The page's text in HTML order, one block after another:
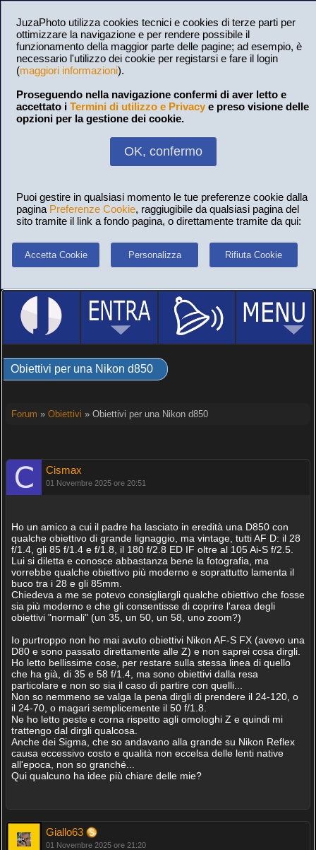
JuzaPhoto utilizza cookies tecnici e cookies di terze parti per
ottimizzare la navigazione e per rendere possibile il
funzionamento della maggior parte delle pagine; ad esempio, è
necessario l'utilizzo dei cookie per registarsi e fare il login
(maggiori informazioni).
Proseguendo nella navigazione confermi di aver letto e
accettato i Termini di utilizzo e Privacy e preso visione delle
opzioni per la gestione dei cookie.
OK, confermo
Puoi gestire in qualsiasi momento le tue preferenze cookie dalla
pagina Preferenze Cookie, raggiugibile da qualsiasi pagina del
sito tramite il link a fondo pagina, o direttamente tramite da qui:
Accetta Cookie Personalizza Rifiuta Cookie
Obiettivi per una Nikon d850
Forum » Obiettivi » Obiettivi per una Nikon d850
Cismax
01 Novembre 2025 ore 20:51
Ho un amico a cui il padre ha lasciato in eredità una D850 con
qualche obiettivo di grande lignaggio, ma vintage, tutti AF D: il 28
f/1.4, gli 85 f/1.4 e f/1.8, il 180 f/2.8 ED IF oltre al 105 Ai-S f/2.5.
Lui si diletta e conosce abbastanza bene la fotografia, ma
vorrebbe qualche obiettivo più moderno e soprattutto lamenta il
buco tra i 28 e gli 85mm.
Chiedeva a me se potevo consigliargli qualche obiettivo che fosse
sia più moderno e che gli consentisse di coprire l'area degli
obiettivi "normali" (un 35, un 50, un 58, uno zoom?)
Io purtroppo non ho mai avuto obiettivi Nikon AF-S FX (avevo una
D80 e sono passato direttamente alle Z) e non saprei cosa dirgli.
Ho letto bellissime cose, per restare sulla stessa linea di quello
che ha già, di 35 e 58 f/1.4, ma sono obiettivi dalla resa
particolare e non so sia il caso di partire con quelli...
Non so nemmeno se valga la pena dirgli di prendere il 24-120, o
il 24-70, o magari semplicemente il 50 f/1.8.
Ne ho letto peste e corna rispetto agli omologhi Z e quindi mi
trattengo dal dirgli qualcosa.
Anche dei Sigma, che so andavano alla grande su Nikon Reflex
causa eccessivo costo e qualità non eccelsa delle lenti native
all'epoca, non so granché...
Qui qualcuno ha idee più chiare delle mie?
Giallo63
01 Novembre 2025 ore 21:20